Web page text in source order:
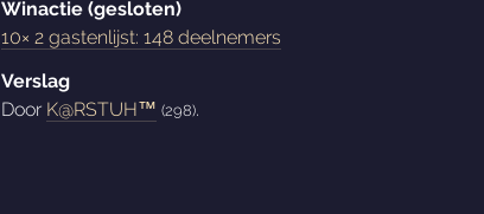
Winactie (gesloten)
10× 2 gastenlijst: 148 deelnemers
Verslag
Door K@RSTUH™ (298).